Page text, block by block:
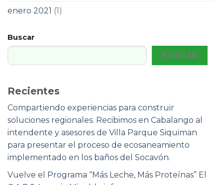
enero 2021 (1)
Buscar
BUSCAR
Recientes
Compartiendo experiencias para construir
soluciones regionales. Recibimos en Cabalango al
intendente y asesores de Villa Parque Siquiman
para presentar el proceso de ecosaneamiento
implementado en los baños del Socavón.
Vuelve el Programa “Más Leche, Más Proteínas” El